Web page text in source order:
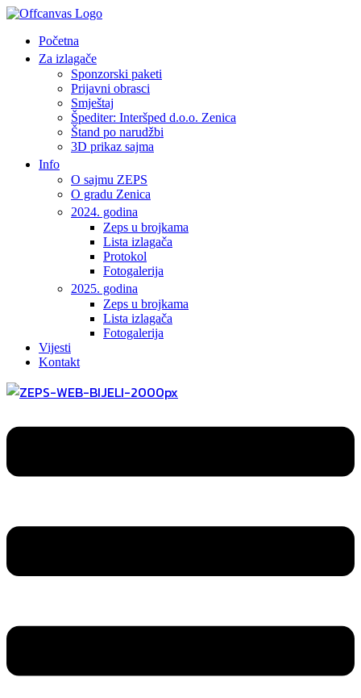
Početna
Za izlagače
Sponzorski paketi
Prijavni obrasci
Smještaj
Špediter: Interšped d.o.o. Zenica
Štand po narudžbi
3D prikaz sajma
Info
O sajmu ZEPS
O gradu Zenica
2024. godina
Zeps u brojkama
Lista izlagača
Protokol
Fotogalerija
2025. godina
Zeps u brojkama
Lista izlagača
Fotogalerija
Vijesti
Kontakt